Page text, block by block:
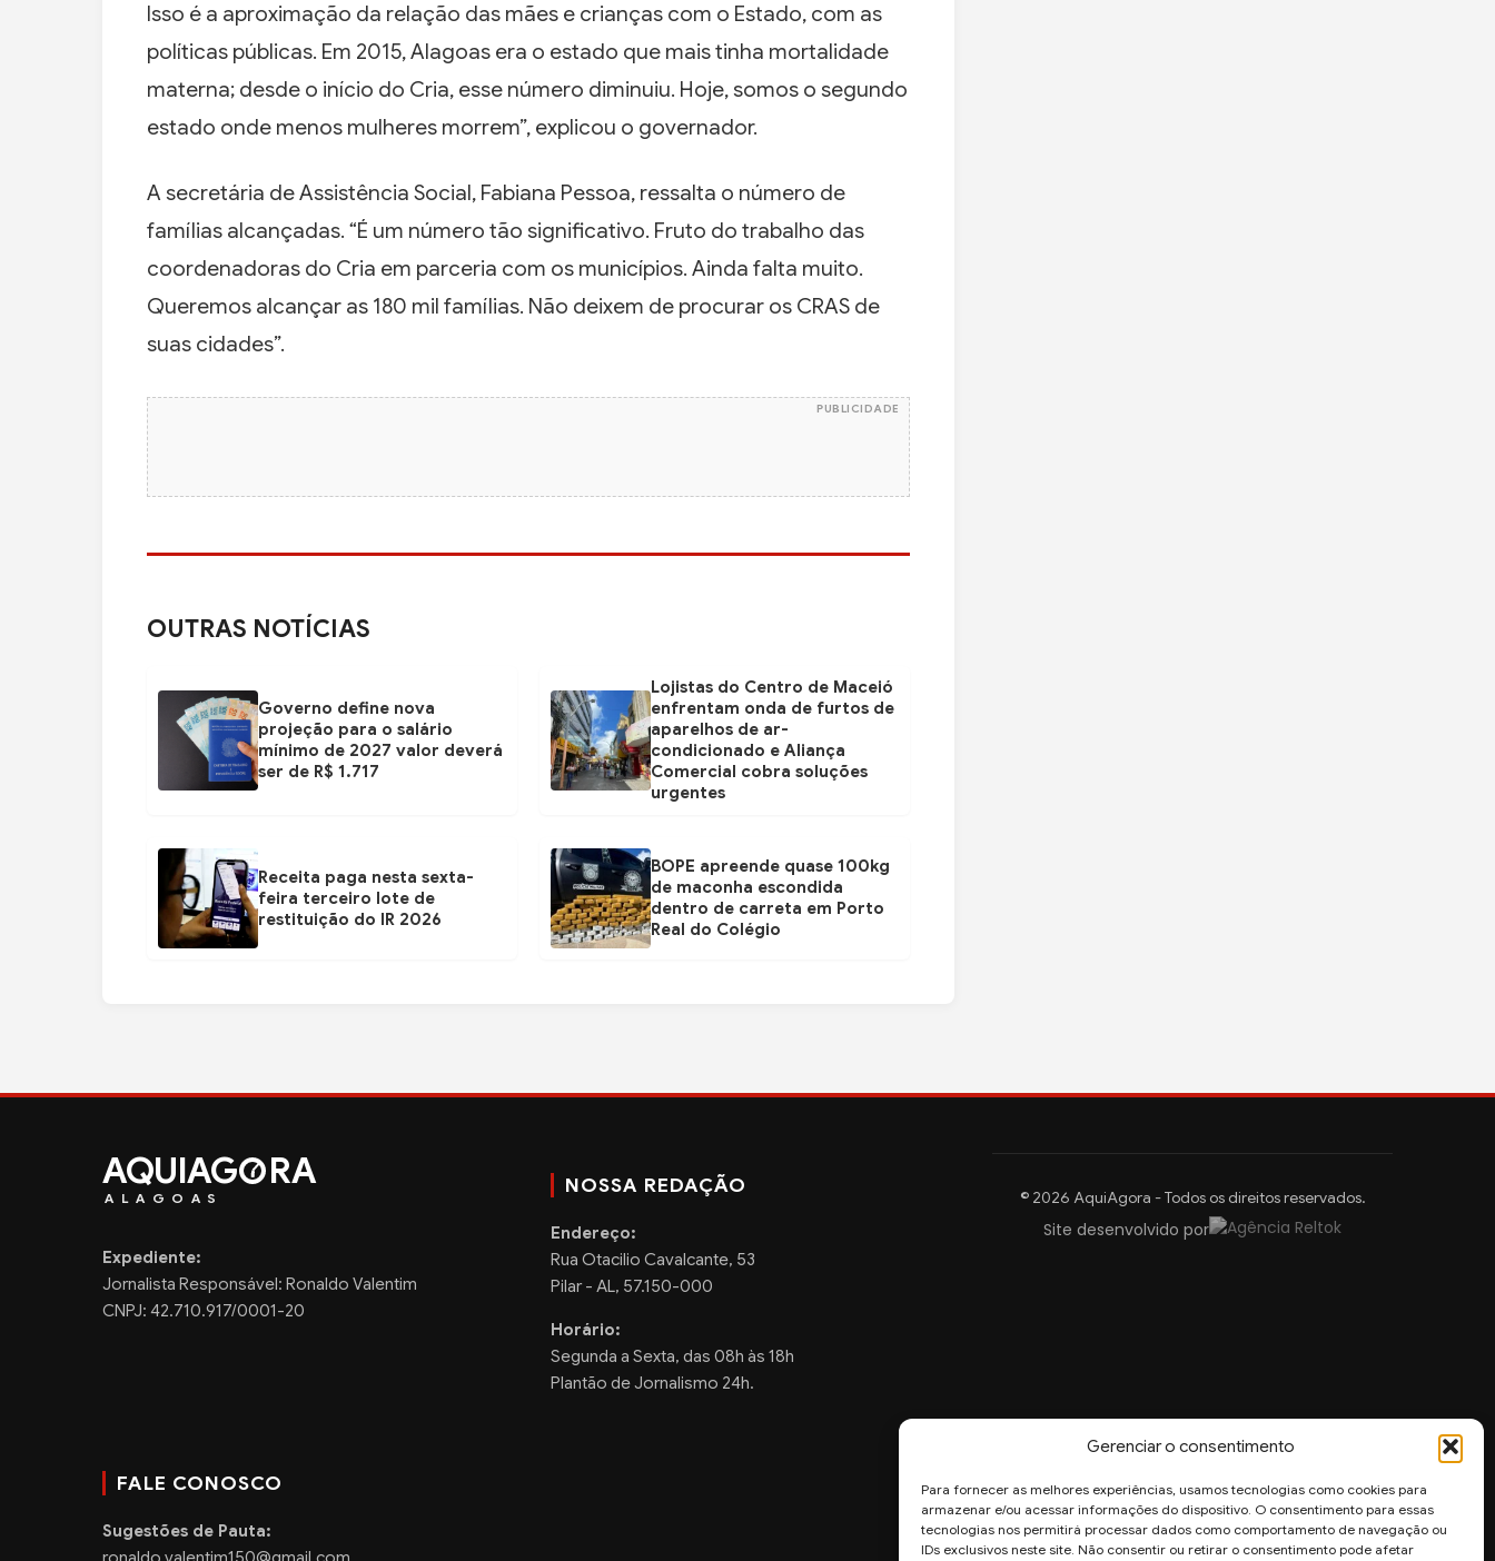
Gerenciar o consentimento
Para fornecer as melhores experiências, usamos tecnologias como cookies para
armazenar e/ou acessar informações do dispositivo. O consentimento para essas
tecnologias nos permitirá processar dados como comportamento de navegação ou
IDs exclusivos neste site. Não consentir ou retirar o consentimento pode afetar
Isso é a aproximação da relação das mães e crianças com o Estado, com as
políticas públicas. Em 2015, Alagoas era o estado que mais tinha mortalidade
materna; desde o início do Cria, esse número diminuiu. Hoje, somos o segundo
estado onde menos mulheres morrem”, explicou o governador.
A secretária de Assistência Social, Fabiana Pessoa, ressalta o número de
famílias alcançadas. “É um número tão significativo. Fruto do trabalho das
coordenadoras do Cria em parceria com os municípios. Ainda falta muito.
Queremos alcançar as 180 mil famílias. Não deixem de procurar os CRAS de
suas cidades”.
PUBLICIDADE
OUTRAS NOTÍCIAS
Governo define nova
projeção para o salário
mínimo de 2027 valor deverá
ser de R$ 1.717
Lojistas do Centro de Maceió
enfrentam onda de furtos de
aparelhos de ar-
condicionado e Aliança
Comercial cobra soluções
urgentes
Receita paga nesta sexta-
feira terceiro lote de
restituição do IR 2026
BOPE apreende quase 100kg
de maconha escondida
dentro de carreta em Porto
Real do Colégio
AQUIAG RA
ALAGOAS
Expediente:
Jornalista Responsável: Ronaldo Valentim
CNPJ: 42.710.917/0001-20
NOSSA REDAÇÃO
Endereço:
Rua Otacilio Cavalcante, 53
Pilar - AL, 57.150-000
Horário:
Segunda a Sexta, das 08h às 18h
Plantão de Jornalismo 24h.
FALE CONOSCO
Sugestões de Pauta:
© 2026 AquiAgora - Todos os direitos reservados.
Site desenvolvido por